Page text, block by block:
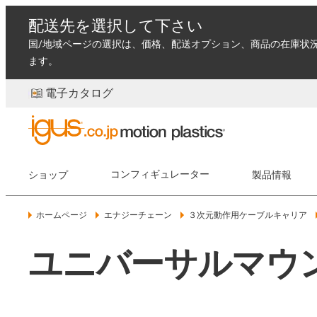
配送先を選択して下さい
国/地域ページの選択は、価格、配送オプション、商品の在庫状
ます。
電子カタログ
ショップ コンフィギュレーター 製品情報
ホームページ エナジーチェーン ３次元動作用ケーブルキャリア
ユニバーサルマウ